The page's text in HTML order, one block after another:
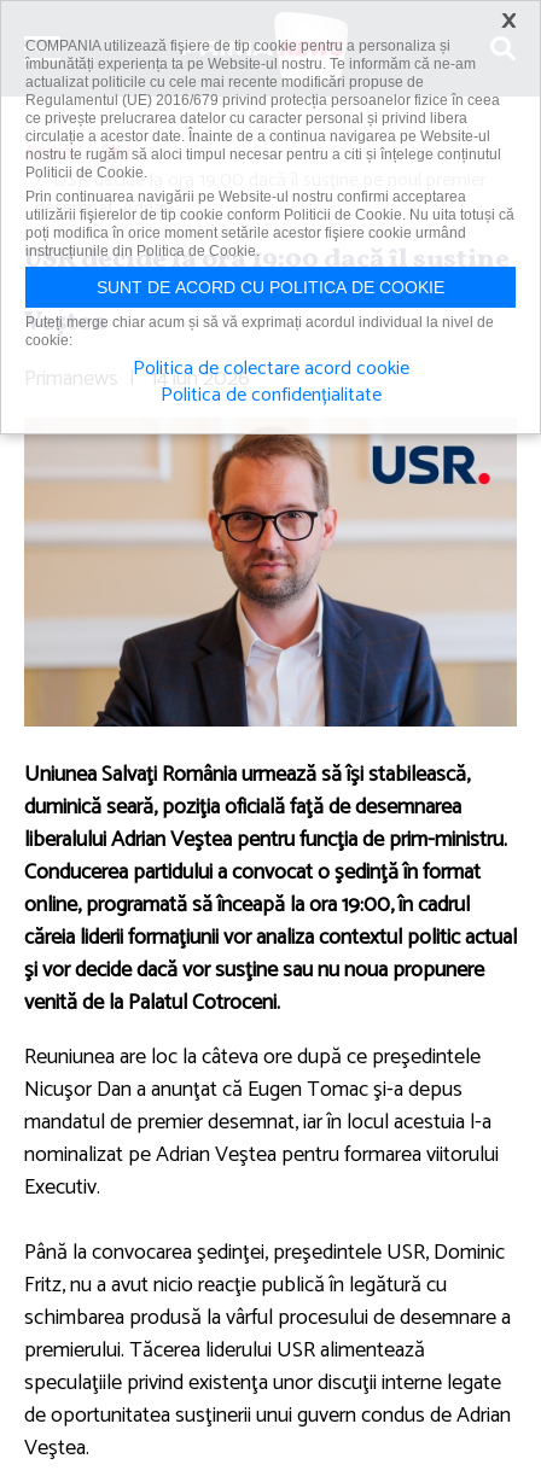
Acasă
Știri
USR decide la ora 19:00 dacă îl susţine pe noul premier
desemnat, Adrian...
USR decide la ora 19:00 dacă îl susţine
pe noul premier desemnat, Adrian
Veştea
Primanews | 14 iun 2026
Uniunea Salvaţi România urmează să îşi stabilească,
duminică seară, poziţia oficială faţă de desemnarea
liberalului Adrian Veştea pentru funcţia de prim-ministru.
Conducerea partidului a convocat o şedinţă în format
online, programată să înceapă la ora 19:00, în cadrul
căreia liderii formaţiunii vor analiza contextul politic actual
şi vor decide dacă vor susţine sau nu noua propunere
venită de la Palatul Cotroceni.
Reuniunea are loc la câteva ore după ce preşedintele
Nicuşor Dan a anunţat că Eugen Tomac şi-a depus
mandatul de premier desemnat, iar în locul acestuia l-a
nominalizat pe Adrian Veştea pentru formarea viitorului
Executiv.
Până la convocarea şedinţei, preşedintele USR, Dominic
Fritz, nu a avut nicio reacţie publică în legătură cu
schimbarea produsă la vârful procesului de desemnare a
premierului. Tăcerea liderului USR alimentează
speculaţiile privind existenţa unor discuţii interne legate
de oportunitatea susţinerii unui guvern condus de Adrian
Veştea.
×
COMPANIA utilizează fişiere de tip cookie pentru a personaliza și
îmbunătăți experiența ta pe Website-ul nostru. Te informăm că ne-am
actualizat politicile cu cele mai recente modificări propuse de
Regulamentul (UE) 2016/679 privind protecția persoanelor fizice în ceea
ce privește prelucrarea datelor cu caracter personal și privind libera
circulație a acestor date. Înainte de a continua navigarea pe Website-ul
nostru te rugăm să aloci timpul necesar pentru a citi și înțelege conținutul
Politicii de Cookie.
Prin continuarea navigării pe Website-ul nostru confirmi acceptarea
utilizării fişierelor de tip cookie conform Politicii de Cookie. Nu uita totuși că
poți modifica în orice moment setările acestor fişiere cookie urmând
instrucțiunile din Politica de Cookie.
SUNT DE ACORD CU POLITICA DE COOKIE
Puteți merge chiar acum și să vă exprimați acordul individual la nivel de
cookie:
Politica de colectare acord cookie
Politica de confidențialitate